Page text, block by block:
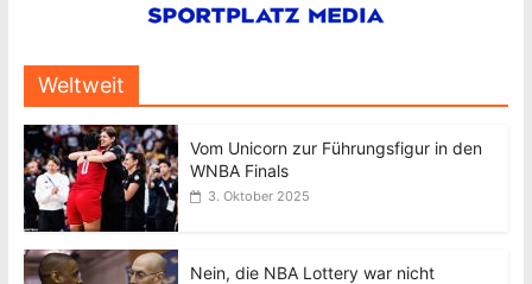
Weltweit
Vom Unicorn zur Führungsfigur in den
WNBA Finals
3. Oktober 2025
Nein, die NBA Lottery war nicht